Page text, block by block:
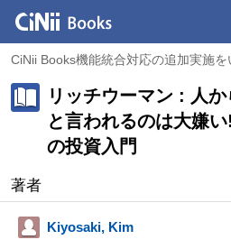
CiNii Books機能統合対応の追加実施を
リッチウーマン : 人
と言われるのは大嫌
の投資入門
著者
Kiyosaki, Kim